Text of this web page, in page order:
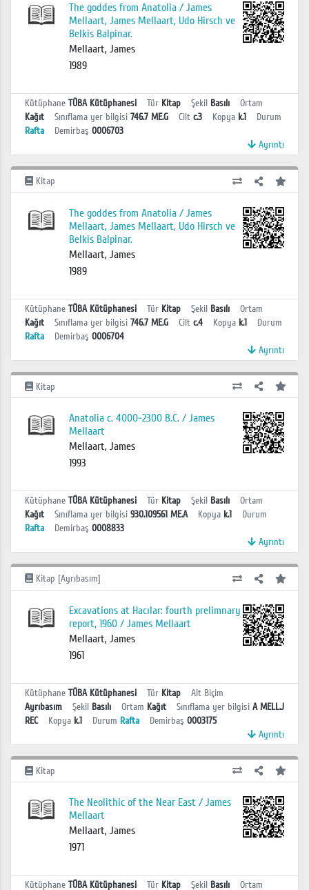
The goddes from Anatolia / James
Mellaart, James Mellaart, Udo Hirsch ve
Belkis Balpinar.
Mellaart, James
1989
Kütüphane TÜBA Kütüphanesi Tür Kitap Şekil Basılı
Ortam
Kağıt
Sınıflama yer bilgisi 746.7 ME.G Cilt c.3 Kopya k.1
Durum
Rafta
Demirbaş 0006703
Ayrıntı
Kitap
The goddes from Anatolia / James
Mellaart, James Mellaart, Udo Hirsch ve
Belkis Balpinar.
Mellaart, James
1989
Kütüphane TÜBA Kütüphanesi Tür Kitap Şekil Basılı
Ortam
Kağıt
Sınıflama yer bilgisi 746.7 ME.G Cilt c.4 Kopya k.1
Durum
Rafta
Demirbaş 0006704
Ayrıntı
Kitap
Anatolia c. 4000-2300 B.C. / James
Mellaart
Mellaart, James
1993
Kütüphane TÜBA Kütüphanesi Tür Kitap Şekil Basılı
Ortam
Kağıt
Sınıflama yer bilgisi 930.109561 ME.A Kopya k.1
Durum
Rafta
Demirbaş 0008833
Ayrıntı
Kitap [Ayrıbasım]
Excavations at Hacılar: fourth prelimnary
report, 1960 / James Mellaart
Mellaart, James
1961
Kütüphane TÜBA Kütüphanesi Tür Kitap
Alt Biçim
Ayrıbasım
Şekil Basılı Ortam Kağıt Sınıflama yer bilgisi A MELL.J
REC
Kopya k.1 Durum Rafta Demirbaş 0003175
Ayrıntı
Kitap
The Neolithic of the Near East / James
Mellaart
Mellaart, James
1971
Kütüphane TÜBA Kütüphanesi Tür Kitap Şekil Basılı Ortam